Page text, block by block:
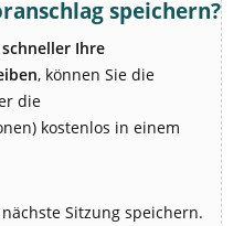
speichern?
schneller Ihre
, können Sie die
die
kostenlos in einem
Sitzung speichern.